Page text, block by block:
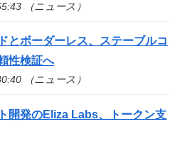
（ニュース）
とボーダーレス、ステーブルコ
性検証へ
（ニュース）
開発のEliza Labs、トークン支